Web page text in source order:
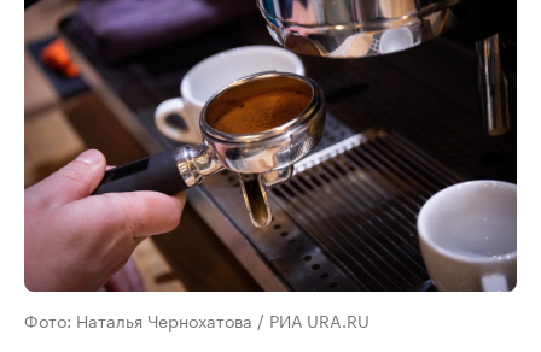
Фото: Наталья Чернохатова / РИА URA.RU